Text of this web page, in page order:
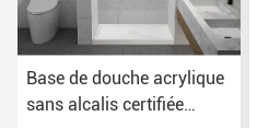
Base de douche acrylique
sans alcalis certifiée